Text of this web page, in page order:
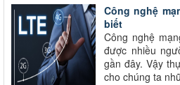
Công nghệ
biết
Công nghệ
được nhiều
gần đây. Vậy
cho chúng ta